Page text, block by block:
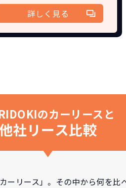
詳しく見る
のカーリースと
社リース比較
リース」。その中から何を比